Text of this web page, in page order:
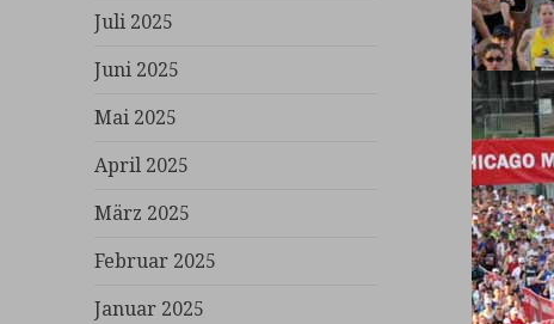
Juli 2025
Juni 2025
Mai 2025
April 2025
März 2025
Februar 2025
Januar 2025